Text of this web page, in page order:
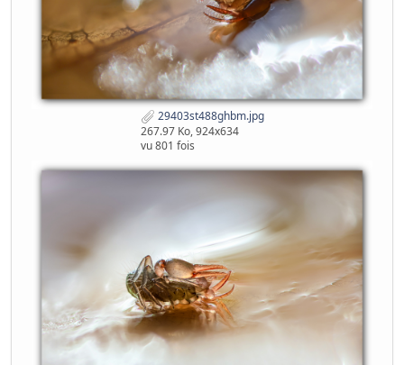
29403st488ghbm.jpg
267.97 Ko, 924x634
vu 801 fois